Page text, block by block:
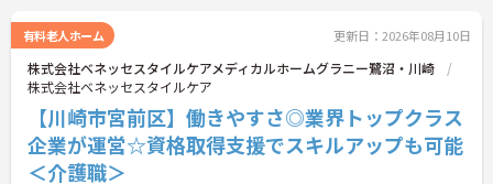
詳細をお話ししますのでお気軽にご相談ください！
有料老人ホーム 更新日：2026年08月10日
株式会社ベネッセスタイルケアメディカルホームグラニー鷺沼・川崎
株式会社ベネッセスタイルケア
【川崎市宮前区】働きやすさ◎業界トップクラス
企業が運営☆資格取得支援でスキルアップも可能
＜介護職＞